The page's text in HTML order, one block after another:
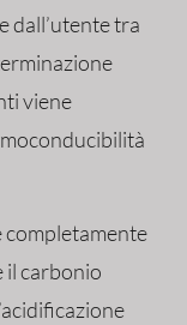
dall’utente tra
viene
completamente
il carbonio